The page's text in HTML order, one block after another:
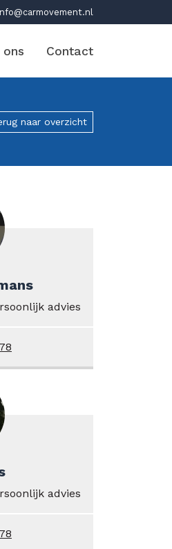
ons Contact
naar overzicht
advies
advies